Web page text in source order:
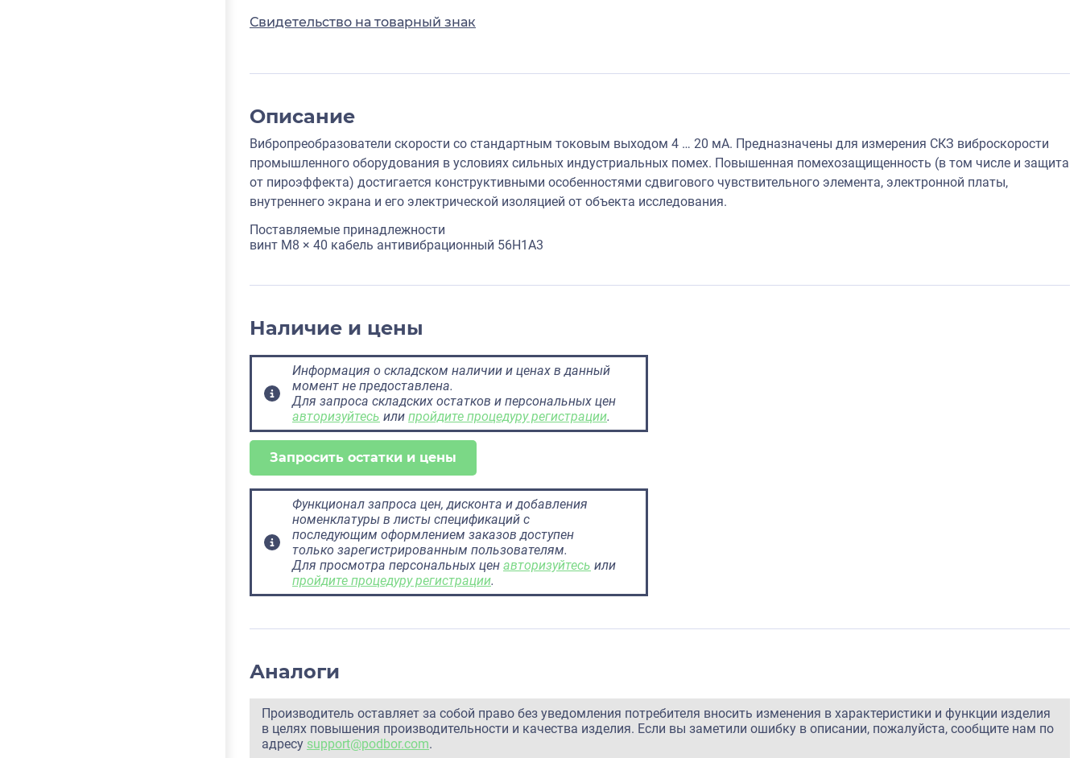
Свидетельство на товарный знак
Описание
Вибропреобразователи скорости со стандартным токовым выходом 4 … 20 мА. Предназначены для измерения СКЗ виброскорости
промышленного оборудования в условиях сильных индустриальных помех. Повышенная помехозащищенность (в том числе и защита
от пироэффекта) достигается конструктивными особенностями сдвигового чувствительного элемента, электронной платы,
внутреннего экрана и его электрической изоляцией от объекта исследования.
Поставляемые принадлежности
винт M8 × 40 кабель антивибрационный 56H1A3
Наличие и цены
Информация о складском наличии и ценах в данный
момент не предоставлена.
Для запроса складских остатков и персональных цен
авторизуйтесь или пройдите процедуру регистрации.
Запросить остатки и цены
Функционал запроса цен, дисконта и добавления
номенклатуры в листы спецификаций с
последующим оформлением заказов доступен
только зарегистрированным пользователям.
Для просмотра персональных цен авторизуйтесь или
пройдите процедуру регистрации.
Аналоги
Производитель оставляет за собой право без уведомления потребителя вносить изменения в характеристики и функции изделия
в целях повышения производительности и качества изделия. Если вы заметили ошибку в описании, пожалуйста, сообщите нам по
адресу support@podbor.com.